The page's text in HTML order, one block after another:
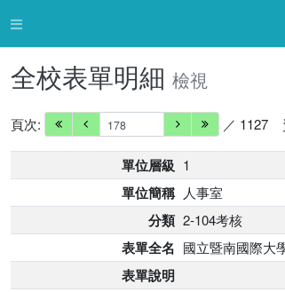
全校表單明細 檢視
頁次: ／ 1127
單位層級 1
單位簡稱 人事室
分類 2-104考核
表單全名 國立暨南國際大
表單說明